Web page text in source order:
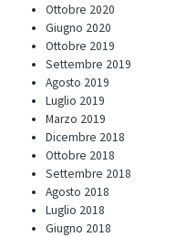
Ottobre 2020
Giugno 2020
Ottobre 2019
Settembre 2019
Agosto 2019
Luglio 2019
Marzo 2019
Dicembre 2018
Ottobre 2018
Settembre 2018
Agosto 2018
Luglio 2018
Giugno 2018